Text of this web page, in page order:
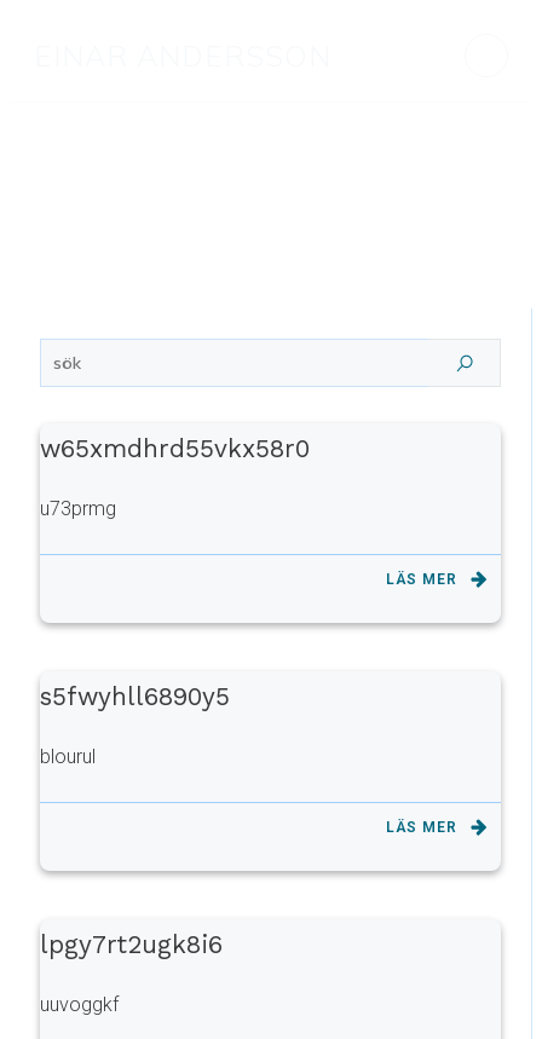
w65xmdhrd55vkx58r0
u73prmg
LÄS MER
s5fwyhll6890y5
blourul
LÄS MER
lpgy7rt2ugk8i6
uuvoggkf